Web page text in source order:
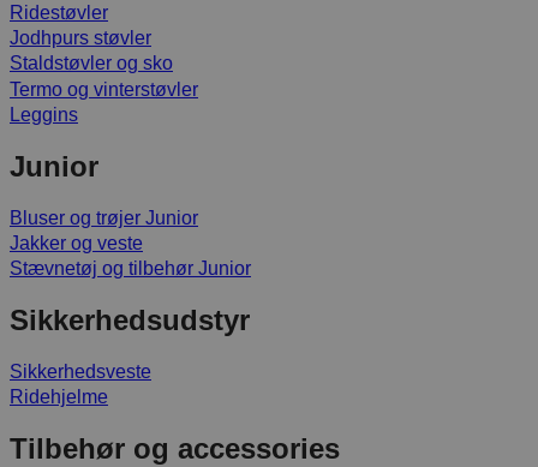
Ridestøvler
Jodhpurs støvler
Staldstøvler og sko
Termo og vinterstøvler
Leggins
Junior
Bluser og trøjer Junior
Jakker og veste
Stævnetøj og tilbehør Junior
Sikkerhedsudstyr
Sikkerhedsveste
Ridehjelme
Tilbehør og accessories